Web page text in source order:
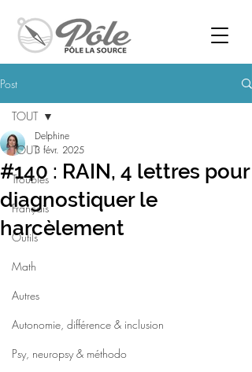
Post
TOUT
Troubles
Français
Outils
Math
Autres
Autonomie, différence & inclusion
Psy, neuropsy & méthodo
TOUT
#140 : RAIN, 4 lettres pour
diagnostiquer le
harcèlement
Delphine
3 févr. 2025